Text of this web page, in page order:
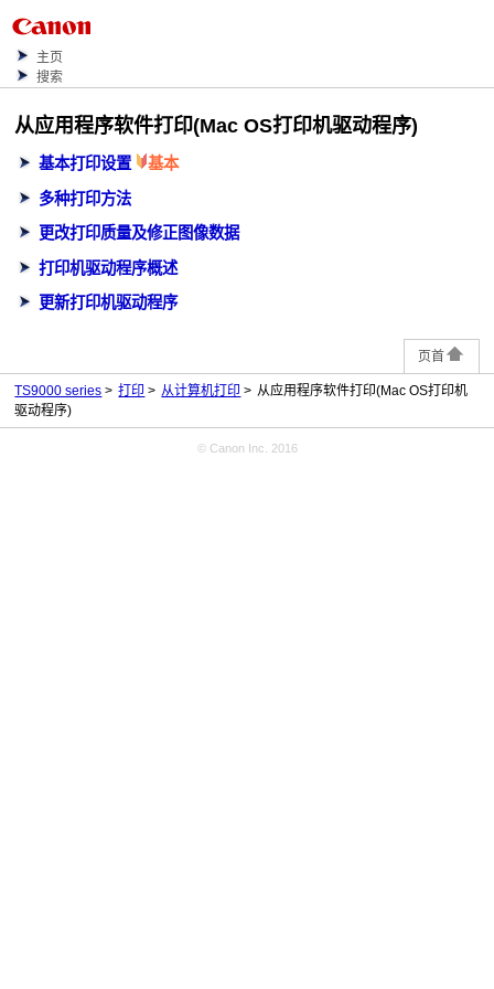
主页
搜索
从应用程序软件打印(Mac OS打印机驱动程序)
基本打印设置
基本
多种打印方法
更改打印质量及修正图像数据
打印机驱动程序概述
更新打印机驱动程序
页首
TS9000 series 打印 从计算机打印
从应用程序软件打印(Mac OS打印机
驱动程序)
© Canon Inc. 2016